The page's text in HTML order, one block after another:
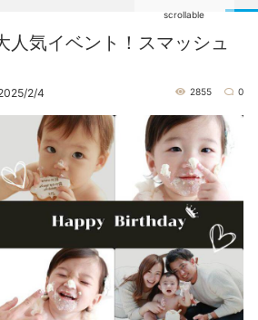
人気イベント！スマッシュ
2/4 2855 0